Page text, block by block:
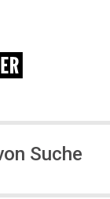
Suche